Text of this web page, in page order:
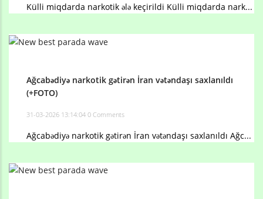
Külli miqdarda narkotik ələ keçirildi Külli miqdarda nark...
Ağcabədiyə narkotik gətirən İran vətəndaşı saxlanıldı
(+FOTO)
31-03-2026 13:14:04 0 Comments
Ağcabədiyə narkotik gətirən İran vətəndaşı saxlanıldı Ağc...